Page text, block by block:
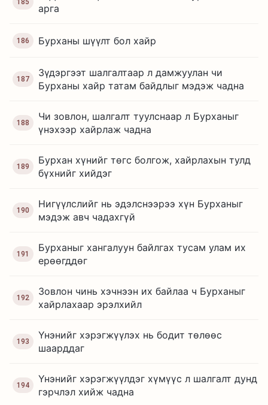
185
арга
186 Бурханы шүүлт бол хайр
187
Зүдэргээт шалгалтаар л дамжуулан чи
Бурханы хайр татам байдлыг мэдэж чадна
188
Чи зовлон, шалгалт туулснаар л Бурханыг
үнэхээр хайрлаж чадна
189
Бурхан хүнийг төгс болгож, хайрлахын тулд
бүхнийг хийдэг
190
Нигүүлслийг нь эдэлснээрээ хүн Бурханыг
мэдэж авч чадахгүй
191
Бурханыг хангалуун байлгах тусам улам их
ерөөгддөг
192
Зовлон чинь хэчнээн их байлаа ч Бурханыг
хайрлахаар эрэлхийл
193
Үнэнийг хэрэгжүүлэх нь бодит төлөөс
шаарддаг
194
Үнэнийг хэрэгжүүлдэг хүмүүс л шалгалт дунд
гэрчлэл хийж чадна